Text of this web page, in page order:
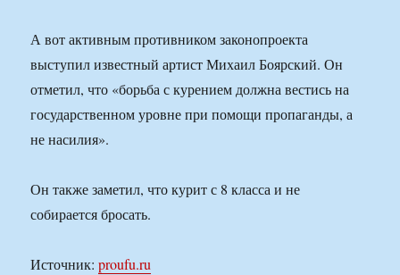
А вот активным противником законопроекта
выступил известный артист Михаил Боярский. Он
отметил, что «борьба с курением должна вестись на
государственном уровне при помощи пропаганды, а
не насилия».
Он также заметил, что курит с 8 класса и не
собирается бросать.
Источник:proufu.ru